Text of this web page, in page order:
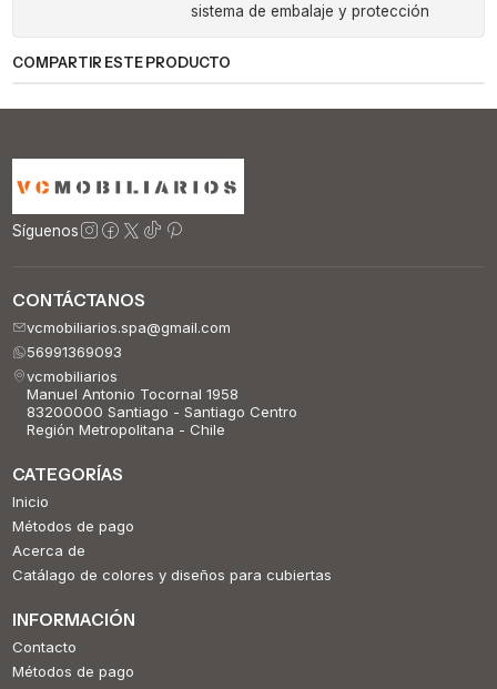
sistema de embalaje y protección
COMPARTIR ESTE PRODUCTO
Síguenos
CONTÁCTANOS
vcmobiliarios.spa@gmail.com
56991369093
vcmobiliarios
Manuel Antonio Tocornal 1958
83200000 Santiago - Santiago Centro
Región Metropolitana - Chile
CATEGORÍAS
Inicio
Métodos de pago
Acerca de
Catálago de colores y diseños para cubiertas
INFORMACIÓN
Contacto
Métodos de pago